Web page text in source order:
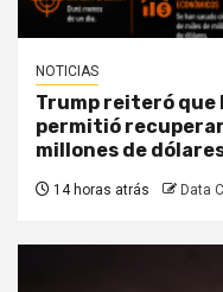
NOTICIAS
Trump reiteró que
permitió
millones de
14 horas atrás Data